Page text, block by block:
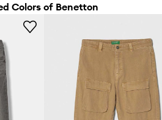
Colors of Benetton